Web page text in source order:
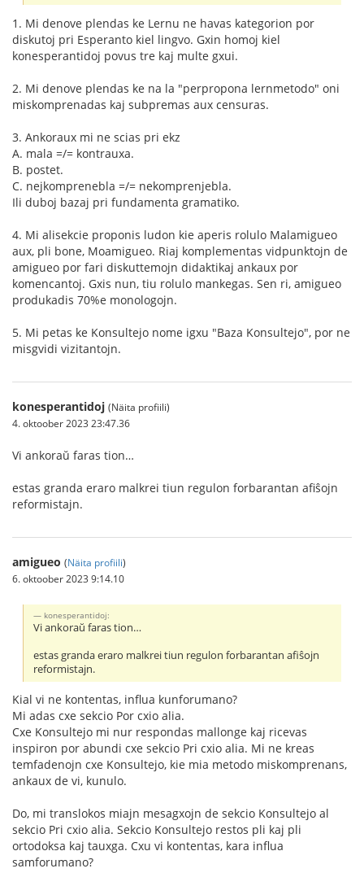
1. Mi denove plendas ke Lernu ne havas kategorion por
diskutoj pri Esperanto kiel lingvo. Gxin homoj kiel
konesperantidoj povus tre kaj multe gxui.
2. Mi denove plendas ke na la "perpropona lernmetodo" oni
miskomprenadas kaj subpremas aux censuras.
3. Ankoraux mi ne scias pri ekz
A. mala =/= kontrauxa.
B. postet.
C. nejkomprenebla =/= nekomprenjebla.
Ili duboj bazaj pri fundamenta gramatiko.
4. Mi alisekcie proponis ludon kie aperis rolulo Malamigueo
aux, pli bone, Moamigueo. Riaj komplementas vidpunktojn de
amigueo por fari diskuttemojn didaktikaj ankaux por
komencantoj. Gxis nun, tiu rolulo mankegas. Sen ri, amigueo
produkadis 70%e monologojn.
5. Mi petas ke Konsultejo nome igxu "Baza Konsultejo", por ne
misgvidi vizitantojn.
konesperantidoj (Näita profiili)
4. oktoober 2023 23:47.36
Vi ankoraŭ faras tion…
estas granda eraro malkrei tiun regulon forbarantan afiŝojn
reformistajn.
amigueo (Näita profiili)
6. oktoober 2023 9:14.10
konesperantidoj:
Vi ankoraŭ faras tion…
estas granda eraro malkrei tiun regulon forbarantan afiŝojn
reformistajn.
Kial vi ne kontentas, influa kunforumano?
Mi adas cxe sekcio Por cxio alia.
Cxe Konsultejo mi nur respondas mallonge kaj ricevas
inspiron por abundi cxe sekcio Pri cxio alia. Mi ne kreas
temfadenojn cxe Konsultejo, kie mia metodo miskomprenans,
ankaux de vi, kunulo.
Do, mi translokos miajn mesagxojn de sekcio Konsultejo al
sekcio Pri cxio alia. Sekcio Konsultejo restos pli kaj pli
ortodoksa kaj tauxga. Cxu vi kontentas, kara influa
samforumano?